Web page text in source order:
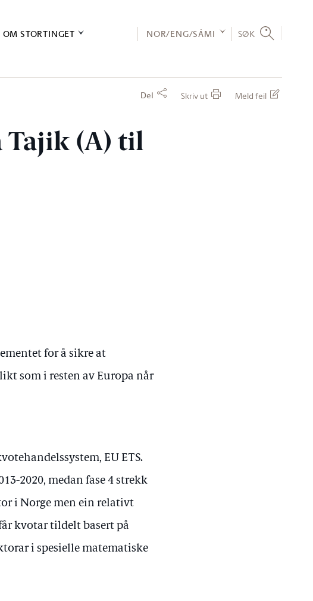
OM STORTINGET NOR/ENG/SÁMI SØK
Del Skriv ut Meld feil
Tajik (A) til
for å sikre at
som i resten av Europa når
EU ETS.
2020, medan fase 4 strekk
i Norge men ein relativt
kvotar tildelt basert på
i spesielle matematiske